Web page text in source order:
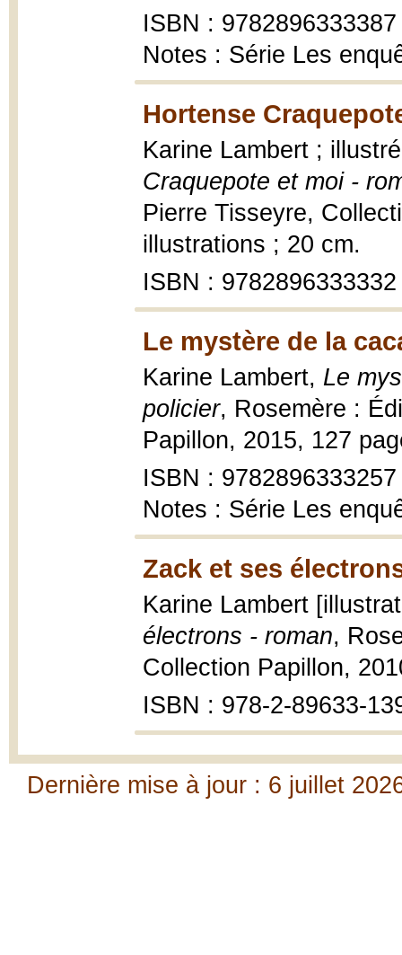
ISBN : 9782896333387
Notes : Série Les
Hortense
Karine Lambert ;
Craquepote et moi -
Pierre Tisseyre,
illustrations ; 20 cm.
ISBN : 9782896333332
Le mystère de la
Karine Lambert, Le
policier, Rosemère :
Papillon, 2015, 127
ISBN : 9782896333257
Notes : Série Les
Zack et ses
Karine Lambert
électrons - roman,
Collection Papillon,
ISBN : 978-2-89633-
Dernière mise à jour : 6 juillet